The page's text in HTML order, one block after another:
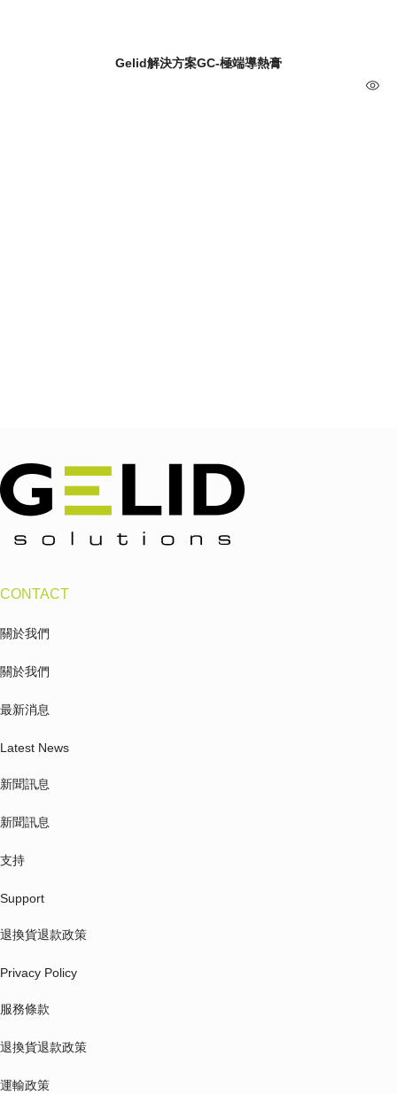
Gelid解決方案GC-極端導熱膏
CONTACT
關於我們
關於我們
最新消息
Latest News
新聞訊息
新聞訊息
支持
Support
退換貨退款政策
Privacy Policy
服務條款
退換貨退款政策
運輸政策